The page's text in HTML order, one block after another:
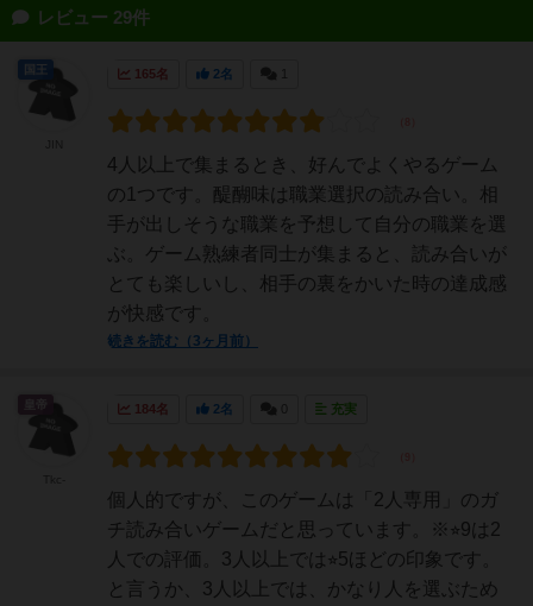
レビュー 29件
165名 2名
4人以上で集まるとき、好んでよくやるゲーム
の1つです。醍醐味は職業選択の読み合い。相
手が出しそうな職業を予想して自分の職業を選
ぶ。ゲーム熟練者同士が集まると、読み合いが
とても楽しいし、相手の裏をかいた時の達成感
が快感です。
続きを読む（3ヶ月前）
国王
184名 2名 充実
個人的ですが、このゲームは「2人専用」のガ
チ読み合いゲームだと思っています。※⭐︎9は2
人での評価。3人以上では⭐︎5ほどの印象です。
と言うか、3人以上では、かなり人を選ぶため